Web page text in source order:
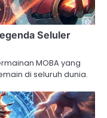
Seluler
MOBA yang
di seluruh dunia.